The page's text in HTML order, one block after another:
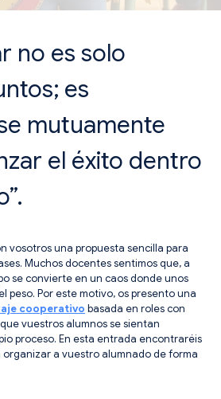
no es solo
es
mutuamente
el éxito dentro
vosotros una propuesta sencilla para
Muchos docentes sentimos que, a
se convierte en un caos donde unos
peso. Por este motivo, os presento una
cooperativo basada en roles con
vuestros alumnos se sientan
proceso. En esta entrada encontraréis
a vuestro alumnado de forma